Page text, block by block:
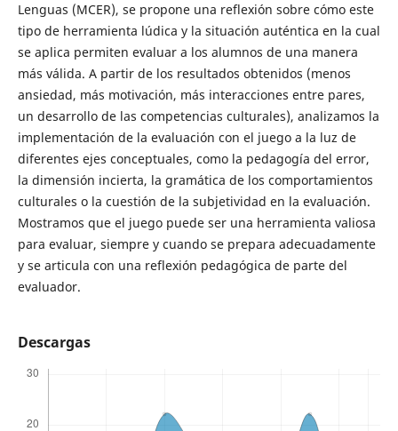
Lenguas (MCER), se propone una reflexión sobre cómo este
tipo de herramienta lúdica y la situación auténtica en la cual
se aplica permiten evaluar a los alumnos de una manera
más válida. A partir de los resultados obtenidos (menos
ansiedad, más motivación, más interacciones entre pares,
un desarrollo de las competencias culturales), analizamos la
implementación de la evaluación con el juego a la luz de
diferentes ejes conceptuales, como la pedagogía del error,
la dimensión incierta, la gramática de los comportamientos
culturales o la cuestión de la subjetividad en la evaluación.
Mostramos que el juego puede ser una herramienta valiosa
para evaluar, siempre y cuando se prepara adecuadamente
y se articula con una reflexión pedagógica de parte del
evaluador.
Descargas